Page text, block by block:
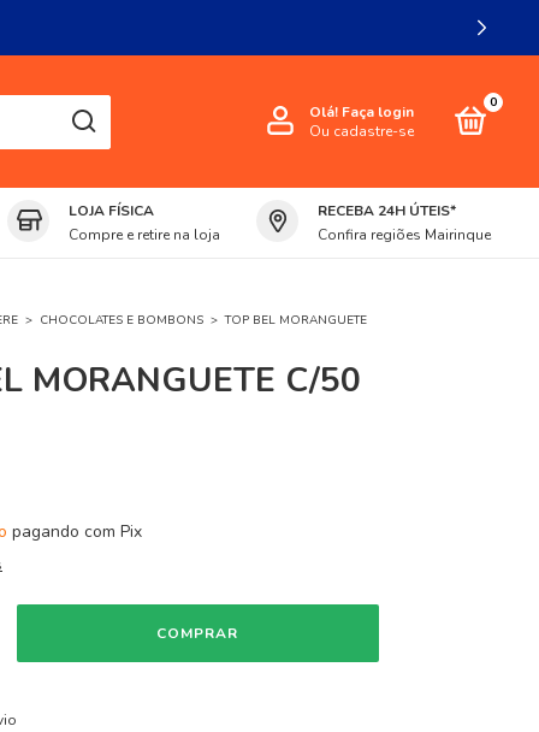
Olá! Faça login
Ou cadastre-se
0
LOJA FÍSICA
Compre e retire na loja
RECEBA 24H ÚTEIS*
Confira regiões Mairinque
> CHOCOLATES E BOMBONS > TOP BEL MORANGUETE
MORANGUETE C/50
pagando com Pix